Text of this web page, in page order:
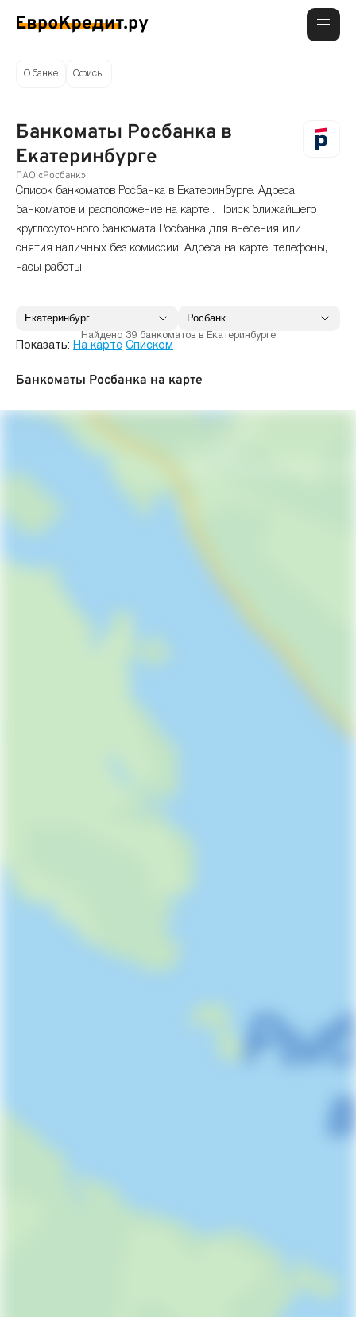
О банке Офисы
Банкоматы Росбанка в
Екатеринбурге
ПАО «Росбанк»
Список банкоматов Росбанка в Екатеринбурге. Адреса
банкоматов и расположение на карте . Поиск ближайшего
круглосуточного банкомата Росбанка для внесения или
снятия наличных без комиссии. Адреса на карте, телефоны,
часы работы.
Найдено 39 банкоматов в Екатеринбурге
Показать: На карте Списком
Банкоматы Росбанка на карте